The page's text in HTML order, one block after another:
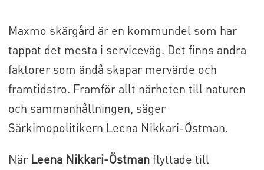
Maxmo skärgård är en kommundel som har
tappat det mesta i serviceväg. Det finns andra
faktorer som ändå skapar mervärde och
framtidstro. Framför allt närheten till naturen
och sammanhållningen, säger
Särkimopolitikern Leena Nikkari-Östman.
När Leena Nikkari-Östmanflyttade till